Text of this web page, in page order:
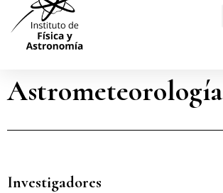
Astrometeorología
Investigadores